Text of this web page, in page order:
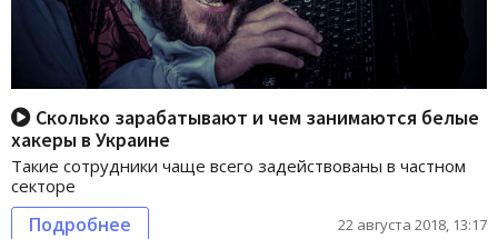
Сколько зарабатывают и чем занимаются белые
хакеры в Украине
Такие сотрудники чаще всего задействованы в частном
секторе
Подробнее 22 августа 2018, 13:17